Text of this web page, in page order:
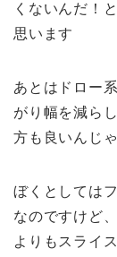
くないんだ！
思います
あとはドロー
がり幅を減ら
方も良いんじ
ぼくとしては
なのですけど
よりもスライ